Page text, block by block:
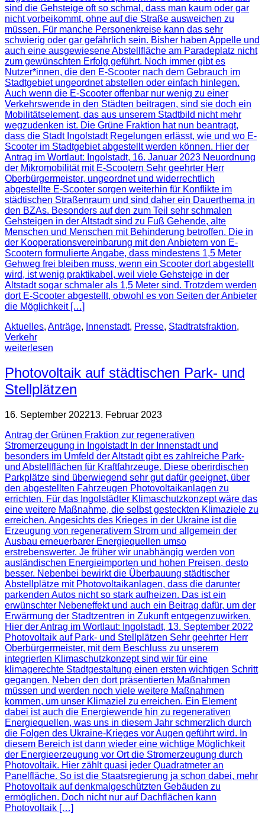
sind die Gehsteige oft so schmal, dass man kaum oder gar
nicht vorbeikommt, ohne auf die Straße ausweichen zu
müssen. Für manche Personenkreise kann das sehr
schwierig oder gar gefährlich sein. Bisher haben Appelle und
auch eine ausgewiesene Abstellfläche am Paradeplatz nicht
zum gewünschten Erfolg geführt. Noch immer gibt es
Nutzer*innen, die den E-Scooter nach dem Gebrauch im
Stadtgebiet ungeordnet abstellen oder einfach hinlegen.
Auch wenn die E-Scooter offenbar nur wenig zu einer
Verkehrswende in den Städten beitragen, sind sie doch ein
Mobilitätselement, das aus unserem Stadtbild nicht mehr
wegzudenken ist. Die Grüne Fraktion hat nun beantragt,
dass die Stadt Ingolstadt Regelungen erlässt, wie und wo E-
Scooter im Stadtgebiet abgestellt werden können. Hier der
Antrag im Wortlaut: Ingolstadt, 16. Januar 2023 Neuordnung
der Mikromobilität mit E-Scootern Sehr geehrter Herr
Oberbürgermeister, ungeordnet und widerrechtlich
abgestellte E-Scooter sorgen weiterhin für Konflikte im
städtischen Straßenraum und sind daher ein Dauerthema in
den BZAs. Besonders auf den zum Teil sehr schmalen
Gehsteigen in der Altstadt sind zu Fuß Gehende, alte
Menschen und Menschen mit Behinderung betroffen. Die in
der Kooperationsvereinbarung mit den Anbietern von E-
Scootern formulierte Angabe, dass mindestens 1,5 Meter
Gehweg frei bleiben muss, wenn ein Scooter dort abgestellt
wird, ist wenig praktikabel, weil viele Gehsteige in der
Altstadt sogar schmaler als 1,5 Meter sind. Trotzdem werden
dort E-Scooter abgestellt, obwohl es von Seiten der Anbieter
die Möglichkeit […]
Aktuelles, Anträge, Innenstadt, Presse, Stadtratsfraktion,
Verkehr
weiterlesen
Photovoltaik auf städtischen Park- und
Stellplätzen
16. September 202213. Februar 2023
Antrag der Grünen Fraktion zur regenerativen
Stromerzeugung in Ingolstadt In der Innenstadt und
besonders im Umfeld der Altstadt gibt es zahlreiche Park-
und Abstellflächen für Kraftfahrzeuge. Diese oberirdischen
Parkplätze sind überwiegend sehr gut dafür geeignet, über
den abgestellten Fahrzeugen Photovoltaikanlagen zu
errichten. Für das Ingolstädter Klimaschutzkonzept wäre das
eine weitere Maßnahme, die selbst gesteckten Klimaziele zu
erreichen. Angesichts des Krieges in der Ukraine ist die
Erzeugung von regenerativem Strom und allgemein der
Ausbau erneuerbarer Energiequellen umso
erstrebenswerter. Je früher wir unabhängig werden von
ausländischen Energieimporten und hohen Preisen, desto
besser. Nebenbei bewirkt die Überbauung städtischer
Abstellplätze mit Photovoltaikanlagen, dass die darunter
parkenden Autos nicht so stark aufheizen. Das ist ein
erwünschter Nebeneffekt und auch ein Beitrag dafür, um der
Erwärmung der Stadtzentren in Zukunft entgegenzuwirken.
Hier der Antrag im Wortlaut: Ingolstadt, 13. September 2022
Photovoltaik auf Park- und Stellplätzen Sehr geehrter Herr
Oberbürgermeister, mit dem Beschluss zu unserem
integrierten Klimaschutzkonzept sind wir für eine
klimagerechte Stadtgestaltung einen ersten wichtigen Schritt
gegangen. Neben den dort präsentierten Maßnahmen
müssen und werden noch viele weitere Maßnahmen
kommen, um unser Klimaziel zu erreichen. Ein Element
dabei ist auch die Energiewende hin zu regenerativen
Energiequellen, was uns in diesem Jahr schmerzlich durch
die Folgen des Ukraine-Krieges vor Augen geführt wird. In
diesem Bereich ist dann wieder eine wichtige Möglichkeit
der Energieerzeugung vor Ort die Stromerzeugung durch
Photovoltaik. Hier zählt quasi jeder Quadratmeter an
Panelfläche. So ist die Staatsregierung ja schon dabei, mehr
Photovoltaik auf denkmalgeschützten Gebäuden zu
ermöglichen. Doch nicht nur auf Dachflächen kann
Photovoltaik […]